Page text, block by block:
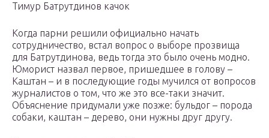
Тимур Батрутдинов качок
Когда парни решили официально начать
сотрудничество, встал вопрос о выборе прозвища
для Батрутдинова, ведь тогда это было очень модно.
Юморист назвал первое, пришедшее в голову –
Каштан – и в последующие годы мучился от вопросов
журналистов о том, что же это все-таки значит.
Объяснение придумали уже позже: бульдог – порода
собаки, каштан – дерево, они нужны друг другу.